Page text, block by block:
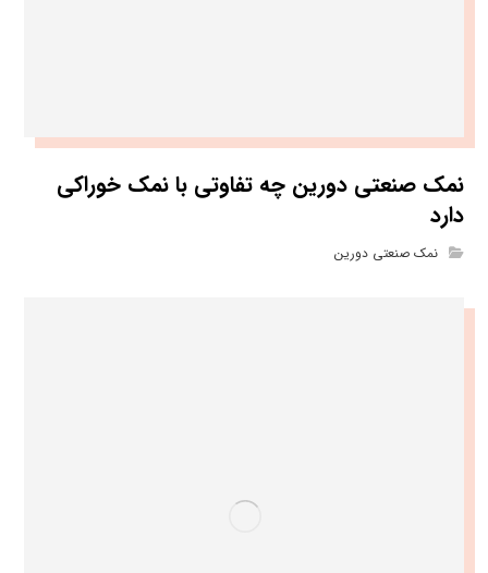
نمک صنعتی دورین چه تفاوتی با نمک خوراکی
دارد
نمک صنعتی دورین